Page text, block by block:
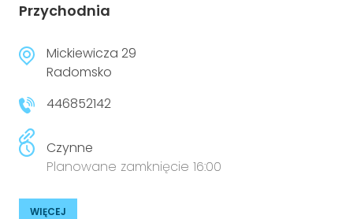
Przychodnia
Mickiewicza 29
Radomsko
446852142
Czynne
Planowane zamknięcie 16:00
WIĘCEJ